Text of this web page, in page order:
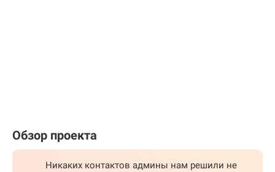
Обзор проекта
Никаких контактов админы нам решили не